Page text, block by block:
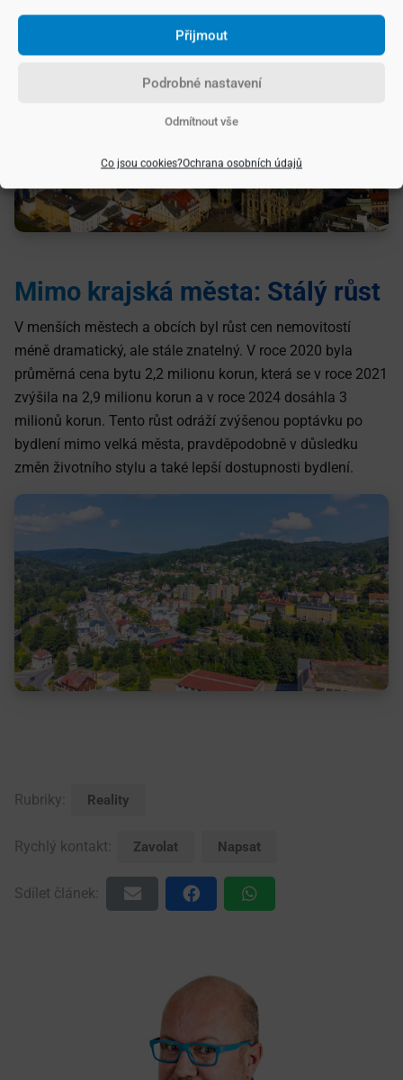
Přijmout
Odmítnout vše
Podrobné nastavení
Co jsou cookies?Ochrana osobních údajů
Mimo krajská města: Stálý růst
V menších městech a obcích byl růst cen nemovitostí
méně dramatický, ale stále znatelný. V roce 2020 byla
průměrná cena bytu 2,2 milionu korun, která se v roce 2021
zvýšila na 2,9 milionu korun a v roce 2024 dosáhla 3
milionů korun. Tento růst odráží zvýšenou poptávku po
bydlení mimo velká města, pravděpodobně v důsledku
změn životního stylu a také lepší dostupnosti bydlení.
Rubriky: Reality
Rychlý kontakt: Zavolat Napsat
Sdílet článek: